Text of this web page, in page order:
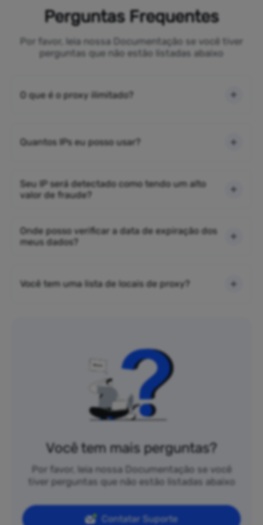
Perguntas Frequentes
Por favor, leia nossa Documentação se você tiver
perguntas que não estão listadas abaixo
O que é o proxy ilimitado?
Quantos IPs eu posso usar?
Seu IP será detectado como tendo um alto
valor de fraude?
Onde posso verificar a data de expiração dos
meus dados?
Você tem uma lista de locais de proxy?
Você tem mais perguntas?
Por favor, leia nossa Documentação se você
tiver perguntas que não estão listadas abaixo
Contatar Suporte